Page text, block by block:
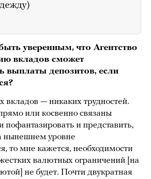
уверенным, что Агентство
вкладов сможет
выплаты депозитов, если
вкладов — никаких трудностей.
или косвенно связаны
пофантазировать и представить,
нынешнем уровне
то мне кажется, необходимости
валютных ограничений [на
не будет. Почти двукратная